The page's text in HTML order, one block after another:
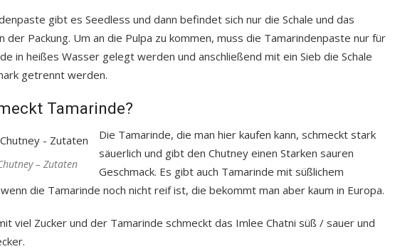
gibt es Seedless und dann befindet sich nur die Schale und das
der Packung. Um an die Pulpa zu kommen, muss die Tamarindenpaste nur für
in heißes Wasser gelegt werden und anschließend mit ein Sieb die Schale
getrennt werden.
Tamarinde?
– Zutaten
Die Tamarinde, die man hier kaufen kann, schmeckt stark
säuerlich und gibt den Chutney einen Starken sauren
Geschmack. Es gibt auch Tamarinde mit süßlichem
die Tamarinde noch nicht reif ist, die bekommt man aber kaum in Europa.
viel Zucker und der Tamarinde schmeckt das Imlee Chatni süß / sauer und